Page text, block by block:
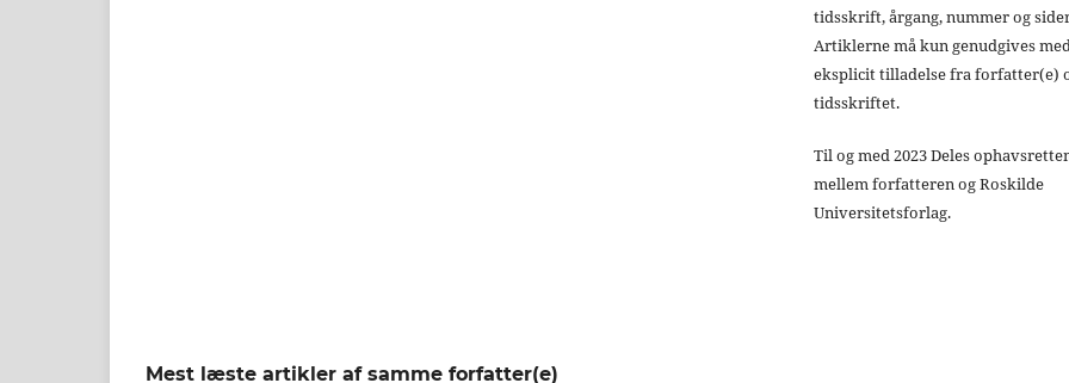
tidsskrift, årgang, nummer og
Artiklerne må kun genudgives
eksplicit tilladelse fra forfatter(e)
tidsskriftet.
Til og med 2023 Deles
mellem forfatteren og Roskilde
Universitetsforlag.
Mest læste artikler af samme forfatter(e)